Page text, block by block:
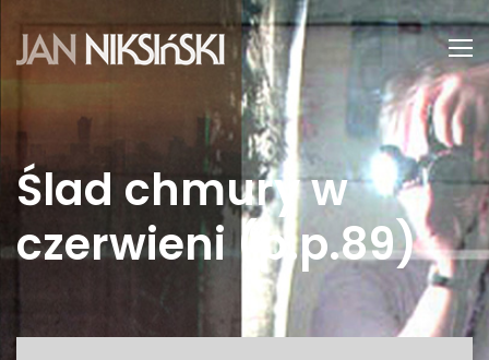
Ślad chmury w
czerwieni (p.p.89)